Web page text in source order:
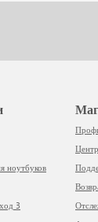
ноутбуков
3